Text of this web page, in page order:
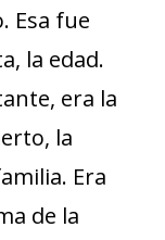
Esa fue
la edad.
era la
la
Era
de la